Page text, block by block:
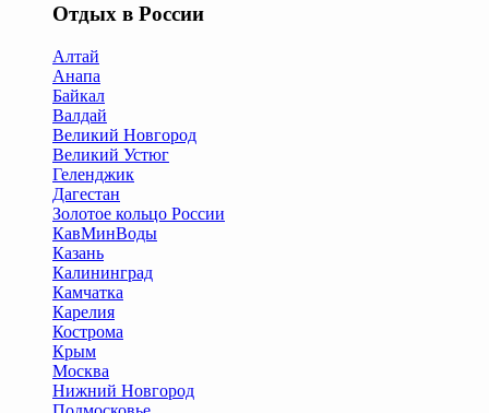
Отдых в России
Алтай
Анапа
Байкал
Валдай
Великий Новгород
Великий Устюг
Геленджик
Дагестан
Золотое кольцо России
КавМинВоды
Казань
Калининград
Камчатка
Карелия
Кострома
Крым
Москва
Нижний Новгород